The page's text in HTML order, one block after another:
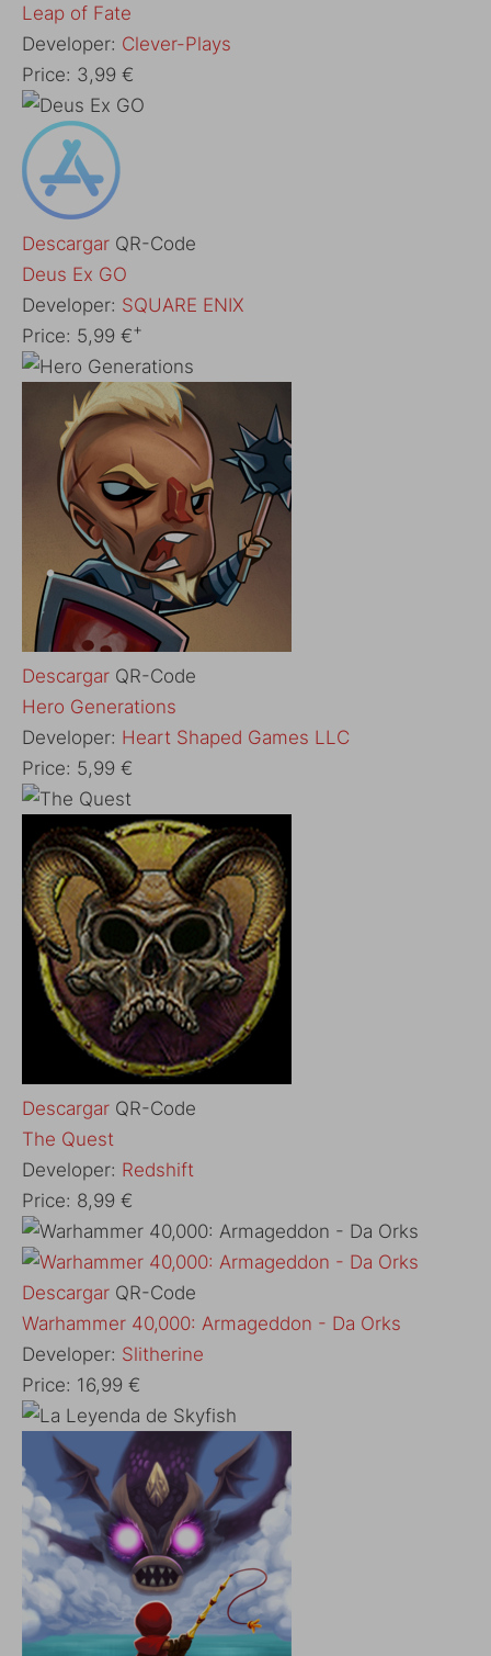
‎Leap of Fate
Developer: Clever-Plays
Price: 3,99 €
Descargar QR-Code
‎Deus Ex GO
Developer: SQUARE ENIX
Price: 5,99 €+
Descargar QR-Code
‎Hero Generations
Developer: Heart Shaped Games LLC
Price: 5,99 €
Descargar QR-Code
‎The Quest
Developer: Redshift
Price: 8,99 €
Descargar QR-Code
‎Warhammer 40,000: Armageddon - Da Orks
Developer: Slitherine
Price: 16,99 €